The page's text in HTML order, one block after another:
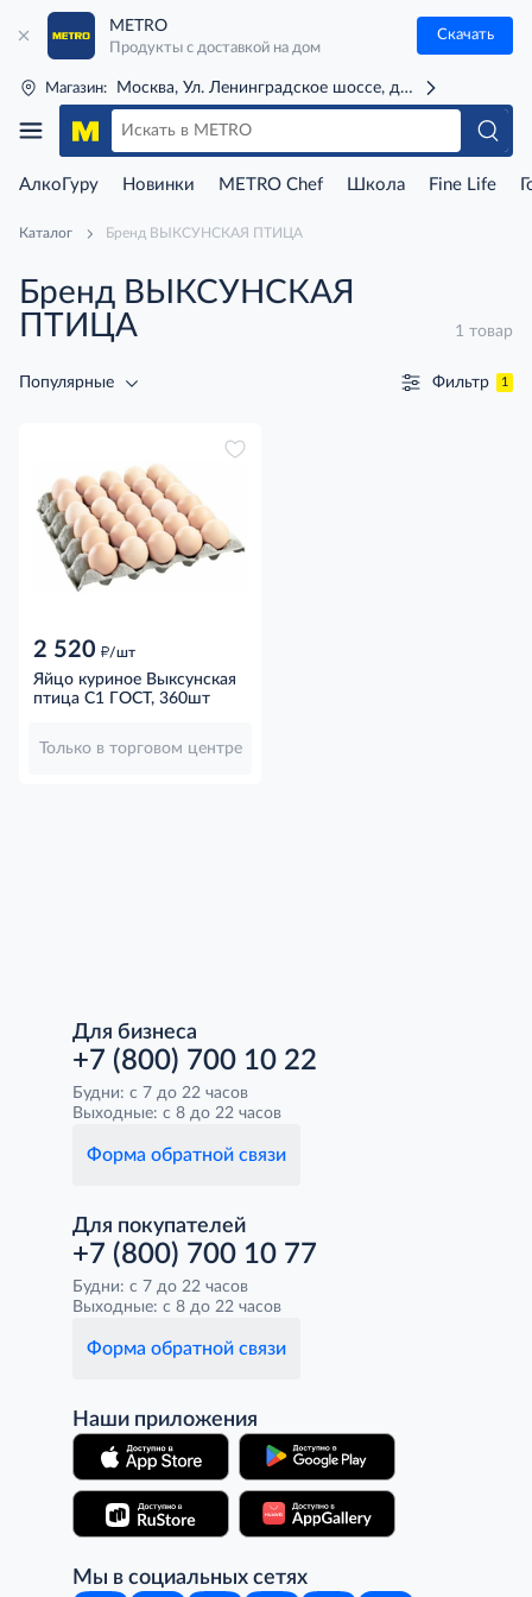
METRO
Продукты с доставкой на дом
Скачать
Магазин: Москва, Ул. Ленинградское шоссе, д. 71Г (м. Речной
АлкоГуру Новинки METRO Chef Школа Fine Life
Каталог Бренд ВЫКСУНСКАЯ ПТИЦА
Бренд ВЫКСУНСКАЯ
ПТИЦА
1 товар
Популярные Фильтр 1
2 520 д/шт
Яйцо куриное Выксунская
птица С1 ГОСТ, 360шт
Только в торговом центре
Для бизнеса
+7 (800) 700 10 22
Будни: с 7 до 22 часов
Выходные: с 8 до 22 часов
Форма обратной связи
Для покупателей
+7 (800) 700 10 77
Будни: с 7 до 22 часов
Выходные: с 8 до 22 часов
Форма обратной связи
Наши приложения
Мы в социальных сетях